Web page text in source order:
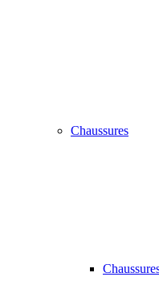
Chaussures